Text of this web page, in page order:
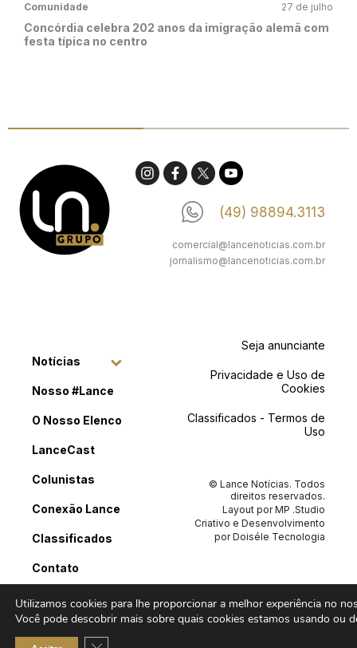
Comunidade 27 de julho
Concórdia celebra 202 anos da imigração alemã com
festa típica no centro
(49) 98894.3113
comercial@lancenoticias.com.br
jornalismo@lancenoticias.com.br
Notícias
Nosso #Lance
O Nosso Elenco
LanceCast
Colunistas
Conexão Lance
Classificados
Contato
Seja anunciante
Privacidade e Uso de
Cookies
Classificados - Termos de
Uso
© Lance Notícias. Todos
direitos reservados.
Layout porMP .Studio
Criativo e Desenvolvimento
porDoiséle Tecnologia
Utilizamos cookies para lhe proporcionar a melhor experiência no
Você pode descobrir mais sobre quais cookies estamos usando ou